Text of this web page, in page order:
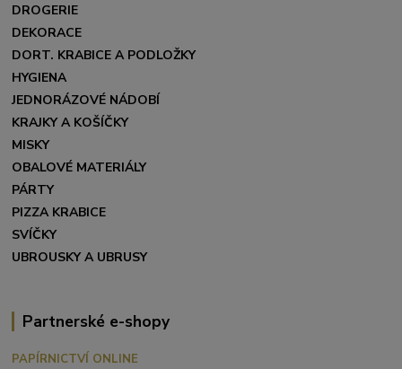
DROGERIE
DEKORACE
DORT. KRABICE A PODLOŽKY
HYGIENA
JEDNORÁZOVÉ NÁDOBÍ
KRAJKY A KOŠÍČKY
MISKY
OBALOVÉ MATERIÁLY
PÁRTY
PIZZA KRABICE
SVÍČKY
UBROUSKY A UBRUSY
Partnerské e-shopy
PAPÍRNICTVÍ ONLINE